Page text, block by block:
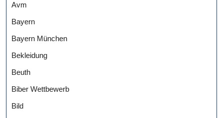
Avm
Bayern
Bayern München
Bekleidung
Beuth
Biber Wettbewerb
Bild